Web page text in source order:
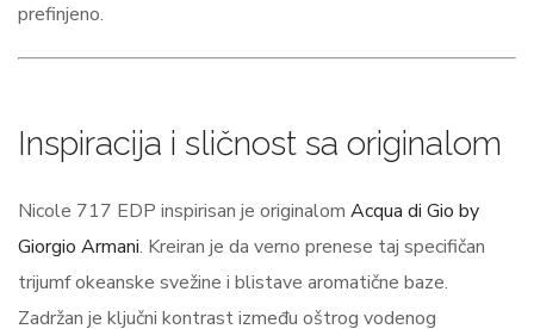
prefinjeno.
Inspiracija i sličnost sa originalom
Nicole 717 EDP inspirisan je originalom Acqua di Gio by
Giorgio Armani. Kreiran je da verno prenese taj specifičan
trijumf okeanske svežine i blistave aromatične baze.
Zadržan je ključni kontrast između oštrog vodenog